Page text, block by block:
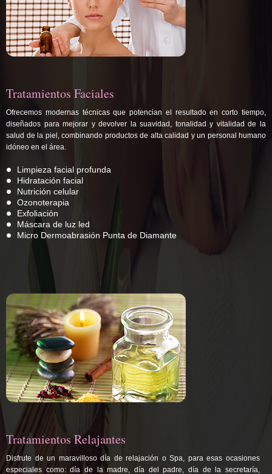
Tratamientos Faciales
Ofrecemos modernas técnicas que potencian el resultado en corto tiempo,
diseñados para mejorar y devolver la suavidad, tonalidad y vitalidad de la
salud de la piel, combinando productos de alta calidad y un personal humano
idóneo en el área.
Limpieza facial profunda
Hidratación facial
Nutrición celular
Ozonoterapia
Exfoliación
Máscara de luz led
Micro Dermoabrasión Punta de Diamante
Tratamientos Relajantes
Disfrute de un maravilloso día de relajación o Spa, para esas ocasiones
especiales como: día de la madre, día del padre, día de la secretaría,